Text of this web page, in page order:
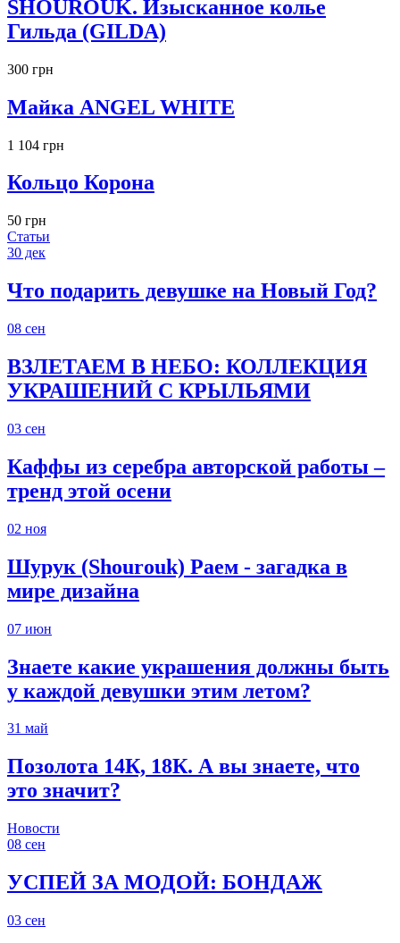
SHOUROUK. Изысканное колье
Гильда (GILDA)
300 грн
Майка ANGEL WHITE
1 104 грн
Кольцо Корона
50 грн
Статьи
30 дек
Что подарить девушке на Новый Год?
08 сен
ВЗЛЕТАЕМ В НЕБО: КОЛЛЕКЦИЯ
УКРАШЕНИЙ С КРЫЛЬЯМИ
03 сен
Каффы из серебра авторской работы –
тренд этой осени
02 ноя
Шурук (Shourouk) Раем - загадка в
мире дизайна
07 июн
Знаете какие украшения должны быть
у каждой девушки этим летом?
31 май
Позолота 14К, 18К. А вы знаете, что
это значит?
Новости
08 сен
УСПЕЙ ЗА МОДОЙ: БОНДАЖ
03 сен